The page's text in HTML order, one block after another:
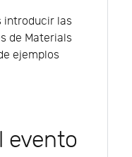
introducir las
de Materials
ejemplos
evento